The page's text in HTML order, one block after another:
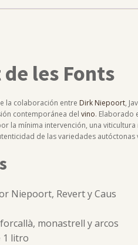
les Fonts
la colaboración entre Dirk Niepoort,
contemporánea del vino. Elaborado
la mínima intervención, una
de las variedades autóctonas
Niepoort, Revert y Caus
monastrell y arcos
1 litro